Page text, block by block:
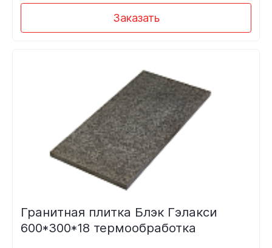
Заказать
Гранитная плитка Блэк Гэлакси
600*300*18 термообработка